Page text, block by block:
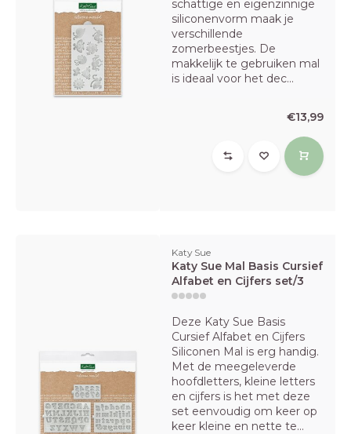
schattige en eigenzinnige
siliconenvorm maak je
verschillende
zomerbeestjes. De
makkelijk te gebruiken mal
is ideaal voor het dec...
€13,99
Katy Sue
Katy Sue Mal Basis Cursief
Alfabet en Cijfers set/3
Deze Katy Sue Basis
Cursief Alfabet en Cijfers
Siliconen Mal is erg handig.
Met de meegeleverde
hoofdletters, kleine letters
en cijfers is het met deze
set eenvoudig om keer op
keer kleine en nette te...